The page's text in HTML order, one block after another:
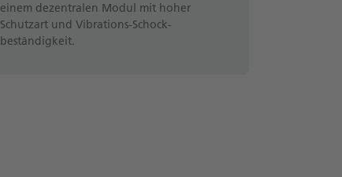
einem dezentralen Modul mit hoher
Schutz­art und Vibrations-Schock­
beständigkeit.